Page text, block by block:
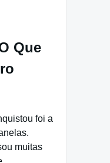
Que
foi a
muitas